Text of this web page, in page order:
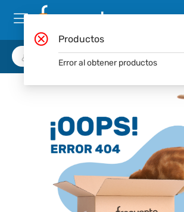
Productos
Error al obtener productos